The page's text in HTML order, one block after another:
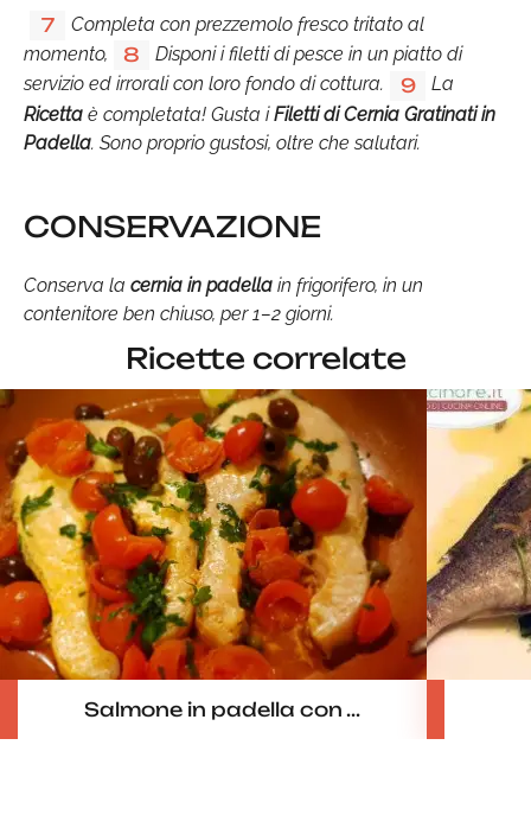
7
Completa con prezzemolo fresco tritato al
momento,
8
Disponi i filetti di pesce in un piatto di
servizio ed irrorali con loro fondo di cottura.
9
La
Ricetta è completata! Gusta iFiletti di Cernia Gratinati in
Padella. Sono proprio gustosi, oltre che salutari.
CONSERVAZIONE
Conserva la cernia in padella in frigorifero, in un
contenitore ben chiuso, per 1–2 giorni.
Ricette correlate
Salmone in padella con ...